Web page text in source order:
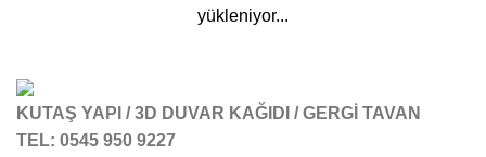
yükleniyor...
KUTAŞ YAPI / 3D DUVAR KAĞIDI / GERGİ TAVAN
TEL: 0545 950 9227